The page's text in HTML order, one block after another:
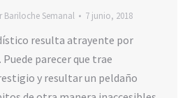
Bariloche Semanal 7 junio, 2018
resulta atrayente por
parecer que trae
y resultar un peldaño